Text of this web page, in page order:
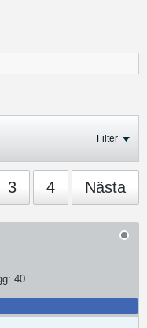
Filter
3 4 Nästa
40